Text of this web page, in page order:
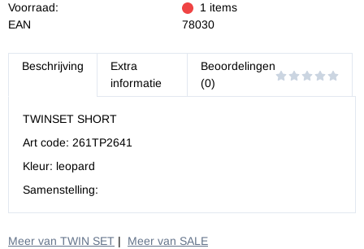
Voorraad: 1 items
EAN
78030
Beschrijving
Extra
informatie
Beoordelingen
(0)
TWINSET SHORT
Art code: 261TP2641
Kleur: leopard
Samenstelling:
Meer van TWIN SET | Meer van SALE